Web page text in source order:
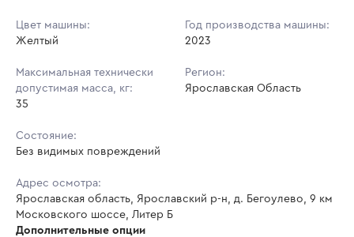
Цвет машины:
Желтый
Год производства машины:
2023
Максимальная технически
допустимая масса, кг:
35
Регион:
Ярославская Область
Состояние:
Без видимых повреждений
Адрес осмотра:
Ярославская область, Ярославский р-н, д. Бегоулево, 9 км
Московского шоссе, Литер Б
Дополнительные опции